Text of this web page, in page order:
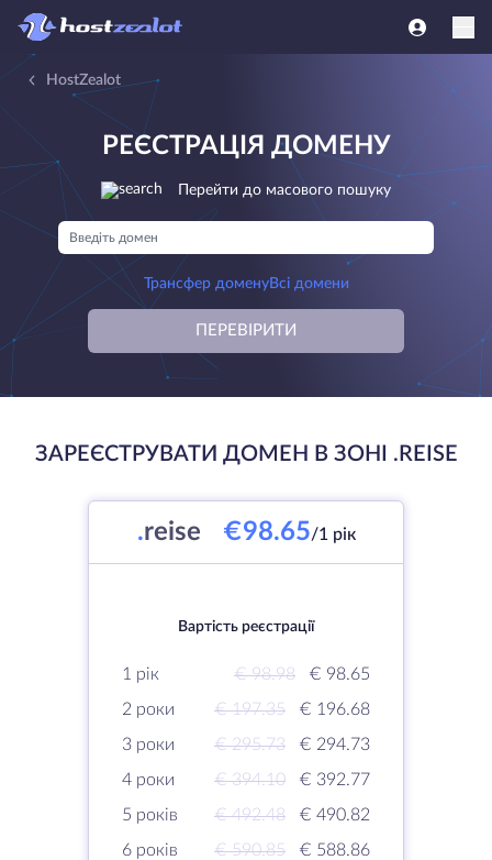
HostZealot
РЕЄСТРАЦІЯ ДОМЕНУ
Перейти до масового пошуку
Трансфер доменуВсі домени
ПЕРЕВІРИТИ
ЗАРЕЄСТРУВАТИ ДОМЕН В ЗОНІ .REISE
.reise €98.65/1 рік
Вартість реєстрації
1 рік € 98.98
€ 98.65
2 роки
€ 197.35
€ 196.68
3 роки
€ 295.73
€ 294.73
4 роки
€ 394.10
€ 392.77
5 років
€ 492.48
€ 490.82
6 років
€ 590.85
€ 588.86